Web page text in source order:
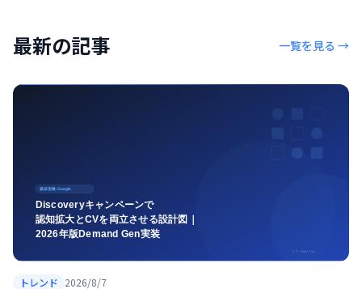
最新の記事 一覧を見る →
トレンド 2026/8/7